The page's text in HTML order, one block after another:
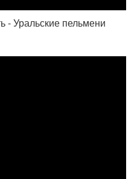
- Уральские пельмени